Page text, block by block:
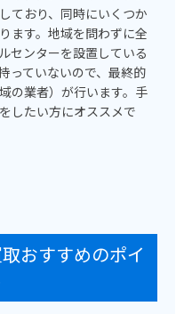
ており、同時にいくつか
ます。地域を問わずに全
センターを設置している
っていないので、最終的
の業者）が行います。手
したい方にオススメで
おすすめのポイ